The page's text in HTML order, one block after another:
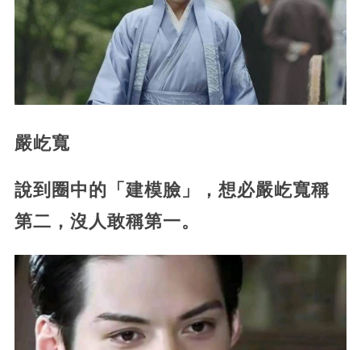
嚴屹寬
說到圈中的「建模臉」，想必嚴屹寬稱
第二，沒人敢稱第一。